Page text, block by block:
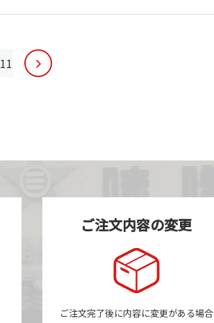
11
ご注文内容の変更
ご注文完了後に内容に変更がある場合